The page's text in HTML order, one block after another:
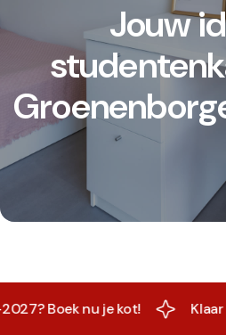
Jouw
Boek nu je kot! Klaar